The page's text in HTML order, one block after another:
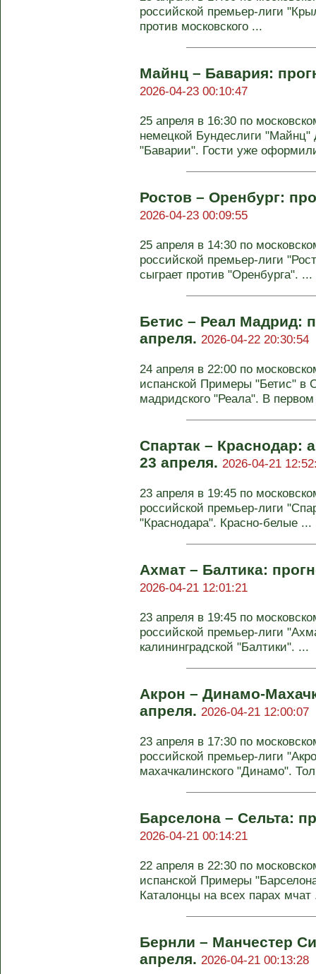
российской премьер-лиги
против московского ...
Майнц – Бавария:
2026-04-23 00:10:47
25 апреля в 16:30 по
немецкой Бундеслиги "Майнц"
"Баварии". Гости уже
Ростов – Оренбург:
2026-04-23 00:09:55
25 апреля в 14:30 по
российской премьер-лиги
сыграет против "Оренбурга". ...
Бетис – Реал Мадрид:
апреля. 2026-04-22 20:30:54
24 апреля в 22:00 по
испанской Примеры "Бетис" в
мадридского "Реала". В первом
Спартак – Краснодар:
23 апреля. 2026-04-21
23 апреля в 19:45 по
российской премьер-лиги
"Краснодара". Красно-белые ...
Ахмат – Балтика:
2026-04-21 12:01:21
23 апреля в 19:45 по
российской премьер-лиги
калининградской "Балтики". ...
Акрон – Динамо-
апреля. 2026-04-21 12:00:07
23 апреля в 17:30 по
российской премьер-лиги
махачкалинского "Динамо".
Барселона – Сельта:
2026-04-21 00:14:21
22 апреля в 22:30 по
испанской Примеры
Каталонцы на всех парах мчат
Бернли – Манчестер
апреля. 2026-04-21 00:13:28